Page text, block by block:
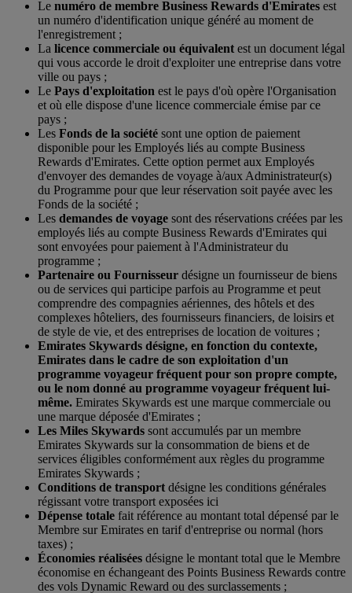
Le numéro de membre Business Rewards d'Emirates est
un numéro d'identification unique généré au moment de
l'enregistrement ;
La licence commerciale ou équivalent est un document légal
qui vous accorde le droit d'exploiter une entreprise dans votre
ville ou pays ;
Le Pays d'exploitation est le pays d'où opère l'Organisation
et où elle dispose d'une licence commerciale émise par ce
pays ;
Les Fonds de la société sont une option de paiement
disponible pour les Employés liés au compte Business
Rewards d'Emirates. Cette option permet aux Employés
d'envoyer des demandes de voyage à/aux Administrateur(s)
du Programme pour que leur réservation soit payée avec les
Fonds de la société ;
Les demandes de voyage sont des réservations créées par les
employés liés au compte Business Rewards d'Emirates qui
sont envoyées pour paiement à l'Administrateur du
programme ;
Partenaire ou Fournisseur désigne un fournisseur de biens
ou de services qui participe parfois au Programme et peut
comprendre des compagnies aériennes, des hôtels et des
complexes hôteliers, des fournisseurs financiers, de loisirs et
de style de vie, et des entreprises de location de voitures ;
Emirates Skywards désigne, en fonction du contexte,
Emirates dans le cadre de son exploitation d'un
programme voyageur fréquent pour son propre compte,
ou le nom donné au programme voyageur fréquent lui-
même. Emirates Skywards est une marque commerciale ou
une marque déposée d'Emirates ;
Les Miles Skywards sont accumulés par un membre
Emirates Skywards sur la consommation de biens et de
services éligibles conformément aux règles du programme
Emirates Skywards ;
Conditions de transport désigne les conditions générales
régissant votre transport exposées ici
Dépense totale fait référence au montant total dépensé par le
Membre sur Emirates en tarif d'entreprise ou normal (hors
taxes) ;
Économies réalisées désigne le montant total que le Membre
économise en échangeant des Points Business Rewards contre
des vols Dynamic Reward ou des surclassements ;